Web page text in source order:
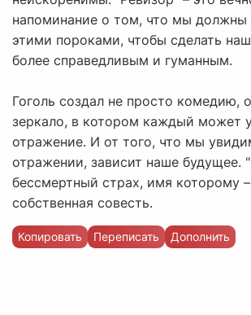
напоминание о том, что мы должны
этими пороками, чтобы сделать
более справедливым и гуманным.
Гоголь создал не просто комедию,
зеркало, в котором каждый может
отражение. И от того, что мы
отражении, зависит наше будущее.
бессмертный страх, имя которому
собственная совесть.
Копировать Переписать Дополнить